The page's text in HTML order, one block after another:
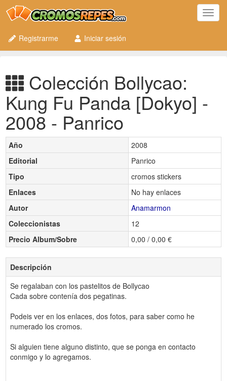
Registrarme
Iniciar sesión
Colección Bollycao:
Kung Fu Panda [Dokyo] -
2008 - Panrico
Año
2008
Editorial
Panrico
Tipo
cromos stickers
Enlaces
No hay enlaces
Autor
Anamarmon
Coleccionistas
12
Precio Album/Sobre
0,00 / 0,00 €
Descripción
Se regalaban con los pastelitos de Bollycao
Cada sobre contenía dos pegatinas.
Podeis ver en los enlaces, dos fotos, para saber como he
numerado los cromos.
Si alguien tiene alguno distinto, que se ponga en contacto
conmigo y lo agregamos.